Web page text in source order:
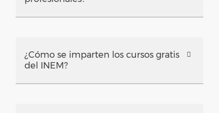
¿Cómo se imparten los cursos gratis
del INEM?